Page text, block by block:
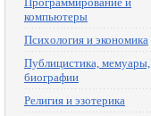
компьютеры
Психология и экономика
Публицистика, мемуары,
биографии
Религия и эзотерика